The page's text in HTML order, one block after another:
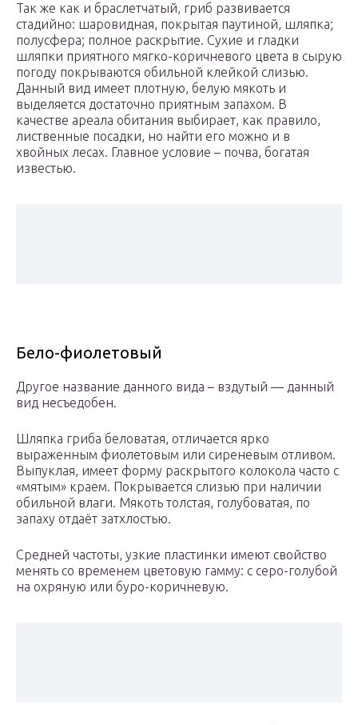
Так же как и браслетчатый, гриб развивается
стадийно: шаровидная, покрытая паутиной, шляпка;
полусфера; полное раскрытие. Сухие и гладки
шляпки приятного мягко-коричневого цвета в сырую
погоду покрываются обильной клейкой слизью.
Данный вид имеет плотную, белую мякоть и
выделяется достаточно приятным запахом. В
качестве ареала обитания выбирает, как правило,
лиственные посадки, но найти его можно и в
хвойных лесах. Главное условие – почва, богатая
известью.
Бело-фиолетовый
Другое название данного вида – вздутый — данный
вид несъедобен.
Шляпка гриба беловатая, отличается ярко
выраженным фиолетовым или сиреневым отливом.
Выпуклая, имеет форму раскрытого колокола часто с
«мятым» краем. Покрывается слизью при наличии
обильной влаги. Мякоть толстая, голубоватая, по
запаху отдаёт затхлостью.
Средней частоты, узкие пластинки имеют свойство
менять со временем цветовую гамму: с серо-голубой
на охряную или буро-коричневую.